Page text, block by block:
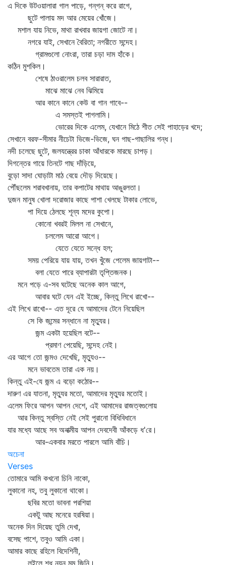
এ দিকে উটওয়ালারা গাল পাড়ে, গন্‌গন্‌ করে রাগে,
ছুটে পালায় মদ আর মেয়ের খোঁজে।
মশাল যায় নিভে, মাথা রাখবার জায়গা জোটে না।
নগরে যাই, সেখানে বৈরিতা; নগরীতে সন্দেহ।
গ্রামগুলো নোংরা, তারা চড়া দাম হাঁকে।
কঠিন মুশকিল।
শেষে ঠাওরালেম চলব সারারাত,
মাঝে মাঝে নেব ঝিমিয়ে
আর কানে কানে কেউ বা গান গাবে--
এ সমস্তই পাগলামি।
ভোরের দিকে এলেম, যেখানে মিঠে শীত সেই পাহাড়ের খদে;
সেখানে বরফ-সীমার নীচেটা ভিজে-ভিজে, ঘন গাছ-গাছালির গন্ধ।
নদী চলেছে ছুটে, জলযন্ত্রের চাকা আঁধারকে মারছে চাপড়।
দিগন্তের গায়ে তিনটে গাছ দাঁড়িয়ে,
বুড়ো সাদা ঘোড়াটা মাঠ বেয়ে দৌড় দিয়েছে।
পৌঁছলেম শরাবখানায়, তার কপাটের মাথায় আঙুরলতা।
দুজন মানুষ খোলা দরোজার কাছে পাশা খেলছে টাকার লোভে,
পা দিয়ে ঠেলছে শূন্য মদের কুপো।
কোনো খবরই মিলল না সেখানে,
চললেম আরো আগে।
যেতে যেতে সন্ধে হল;
সময় পেরিয়ে যায় যায়, তখন খুঁজে পেলেম জায়গাটা--
বলা যেতে পারে ব্যাপারটা তৃপ্তিজনক।
মনে পড়ে এ-সব ঘটেছে অনেক কাল আগে,
আবার ঘটে যেন এই ইচ্ছে, কিন্তু লিখে রাখো--
এই লিখে রাখো-- এত দূরে যে আমাদের টেনে নিয়েছিল
সে কি জন্মের সন্ধানে না মৃত্যুর।
জন্ম একটা হয়েছিল বটে--
প্রমাণ পেয়েছি, সন্দেহ নেই।
এর আগে তো জন্মও দেখেছি, মৃত্যুও--
মনে ভাবতেম তারা এক নয়।
কিন্তু এই-যে জন্ম এ বড়ো কঠোর--
দারুণ এর যাতনা, মৃত্যুর মতো, আমাদের মৃত্যুর মতোই।
এলেম ফিরে আপন আপন দেশে, এই আমাদের রাজত্বগুলোয়
আর কিন্তু স্বস্তি নেই সেই পুরানো বিধিবিধানে
যার মধ্যে আছে সব অনাত্মীয় আপন দেবদেবী আঁকড়ে ধ'রে।
আর-একবার মরতে পারলে আমি বাঁচি।
অচেনা
Verses
তোমারে আমি কখনো চিনি নাকো,
লুকানো নহ, তবু লুকানো থাকো।
ছবির মতো ভাবনা পরশিয়া
একটু আছ মনেরে হরষিয়া।
অনেক দিন দিয়েছ তুমি দেখা,
বসেছ পাশে, তবুও আমি একা।
আমার কাছে রহিলে বিদেশিনী,
লইলে শধু নয়ন মম জিনি।